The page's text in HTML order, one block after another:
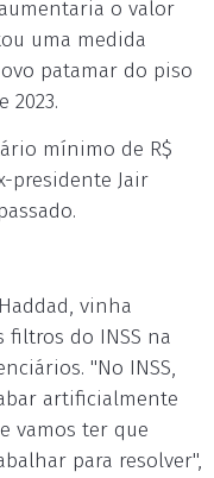
o valor
uma medida
patamar do piso
2023.
mínimo de R$
presidente Jair
vinha
do INSS na
"No INSS,
artificialmente
vamos ter que
para resolver",